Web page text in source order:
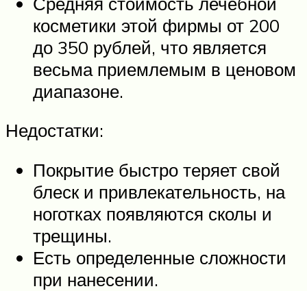
косметики этой фирмы от 200
до 350 рублей, что является
весьма приемлемым в ценовом
диапазоне.
Недостатки:
Покрытие быстро теряет свой
блеск и привлекательность, на
ноготках появляются сколы и
трещины.
Есть определенные сложности
при нанесении.